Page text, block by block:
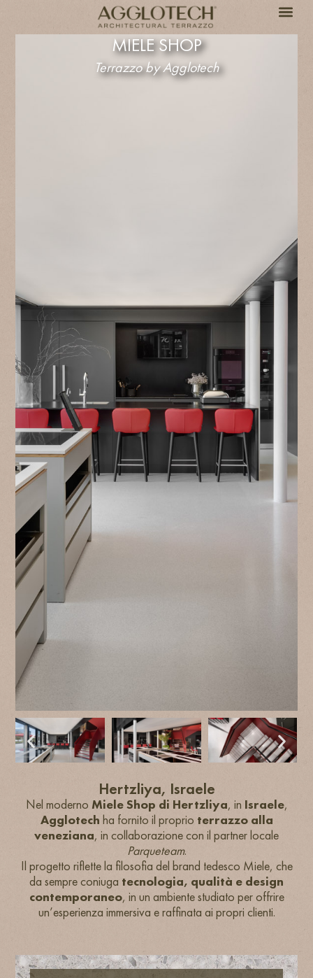
MIELE SHOP
Terrazzo by Agglotech
Hertzliya, Israele
Nel moderno Miele Shop di Hertzliya, in Israele,
Agglotech ha fornito il proprio terrazzo alla
veneziana, in collaborazione con il partner locale
Parqueteam.
Il progetto riflette la filosofia del brand tedesco Miele, che
da sempre coniuga tecnologia, qualità e design
contemporaneo, in un ambiente studiato per offrire
un’esperienza immersiva e raffinata ai propri clienti.